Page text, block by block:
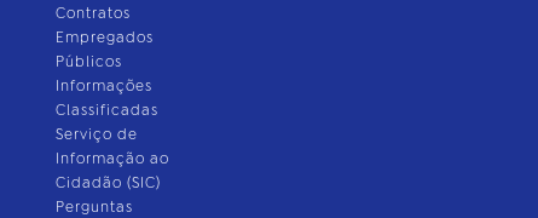
Contratos
Empregados
Públicos
Informações
Classificadas
Serviço de
Informação ao
Cidadão (SIC)
Perguntas